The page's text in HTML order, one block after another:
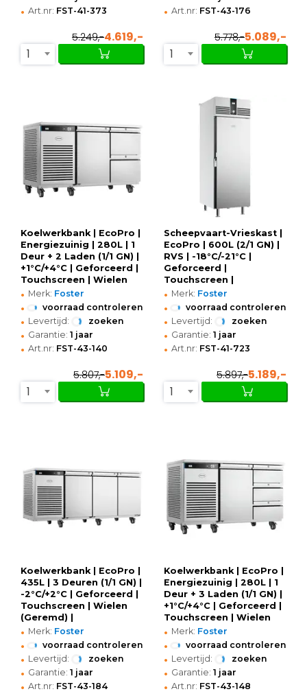
• Art.nr: FST-41-373
5.249,-4.619,-
1
• Art.nr: FST-43-176
5.778,-5.089,-
1
Koelwerkbank | EcoPro |
Energiezuinig | 280L | 1
Deur + 2 Laden (1/1 GN) |
+1°C/+4°C | Geforceerd |
Touchscreen | Wielen
(Geremd) |
1365x700x865(h)mm
• Merk: Foster
• voorraad controleren
• Levertijd: zoeken
• Garantie: 1 jaar
• Art.nr: FST-43-140
5.807,-5.109,-
1
Scheepvaart-Vrieskast |
EcoPro | 600L (2/1 GN) |
RVS | -18°C/-21°C |
Geforceerd |
Touchscreen |
Vloer-/Wandbevestiging
| 700x855x2080(h)mm
• Merk: Foster
• voorraad controleren
• Levertijd: zoeken
• Garantie: 1 jaar
• Art.nr: FST-41-723
5.897,-5.189,-
1
Koelwerkbank | EcoPro |
435L | 3 Deuren (1/1 GN) |
-2°C/+2°C | Geforceerd |
Touchscreen | Wielen
(Geremd) |
1815x700x865(h)mm
• Merk: Foster
• voorraad controleren
• Levertijd: zoeken
• Garantie: 1 jaar
• Art.nr: FST-43-184
Koelwerkbank | EcoPro |
Energiezuinig | 280L | 1
Deur + 3 Laden (1/1 GN) |
+1°C/+4°C | Geforceerd |
Touchscreen | Wielen
(Geremd) |
1365x700x865(h)mm
• Merk: Foster
• voorraad controleren
• Levertijd: zoeken
• Garantie: 1 jaar
• Art.nr: FST-43-148